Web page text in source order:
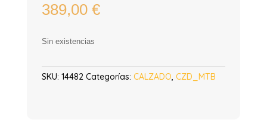
389,00 €
Sin existencias
SKU: 14482 Categorías: CALZADO, CZD_MTB